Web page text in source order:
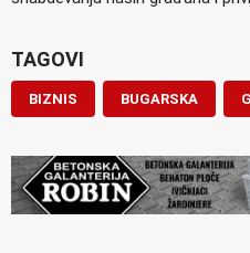
TAGOVI
BIZNIS BUGARSKA